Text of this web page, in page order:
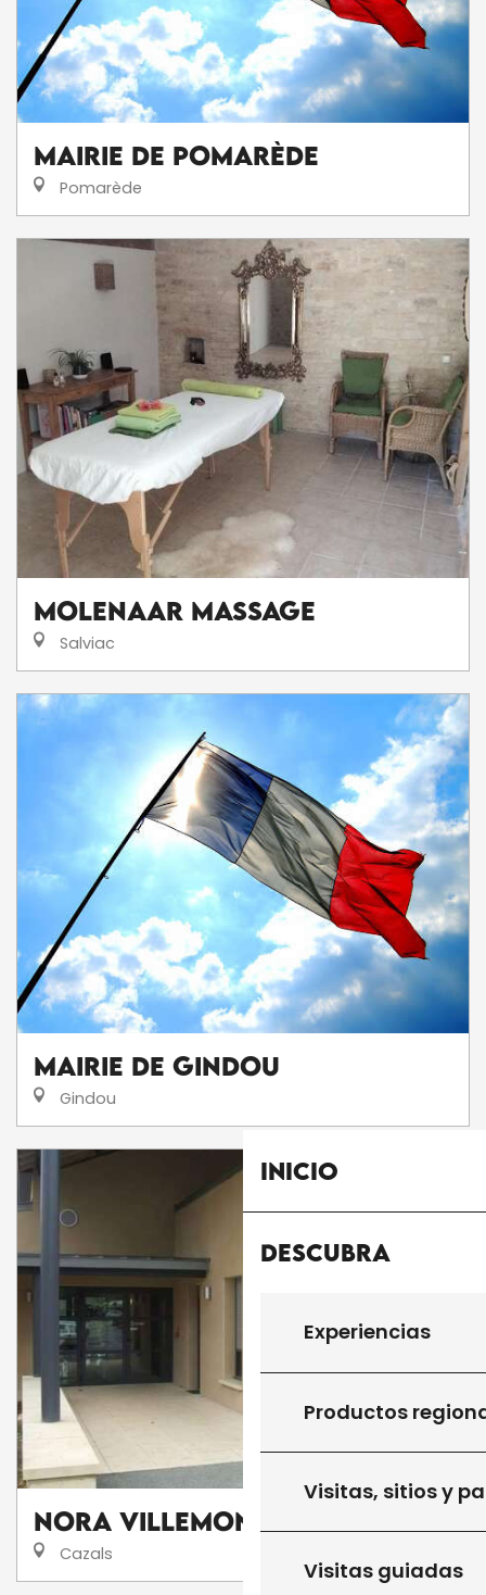
Inicio
Descubra
Experiencias
Productos
Visitas, sitios y
Visitas guiadas
Mairie de Pomarède
Pomarède
MOLENAAR MASSAGE
Salviac
Mairie de Gindou
Gindou
Nora Villemont - Etiopathe
Cazals